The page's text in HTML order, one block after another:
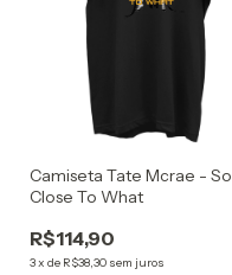
Camiseta Tate Mcrae - So
Close To What
R$114,90
3x de R$38,30 sem juros